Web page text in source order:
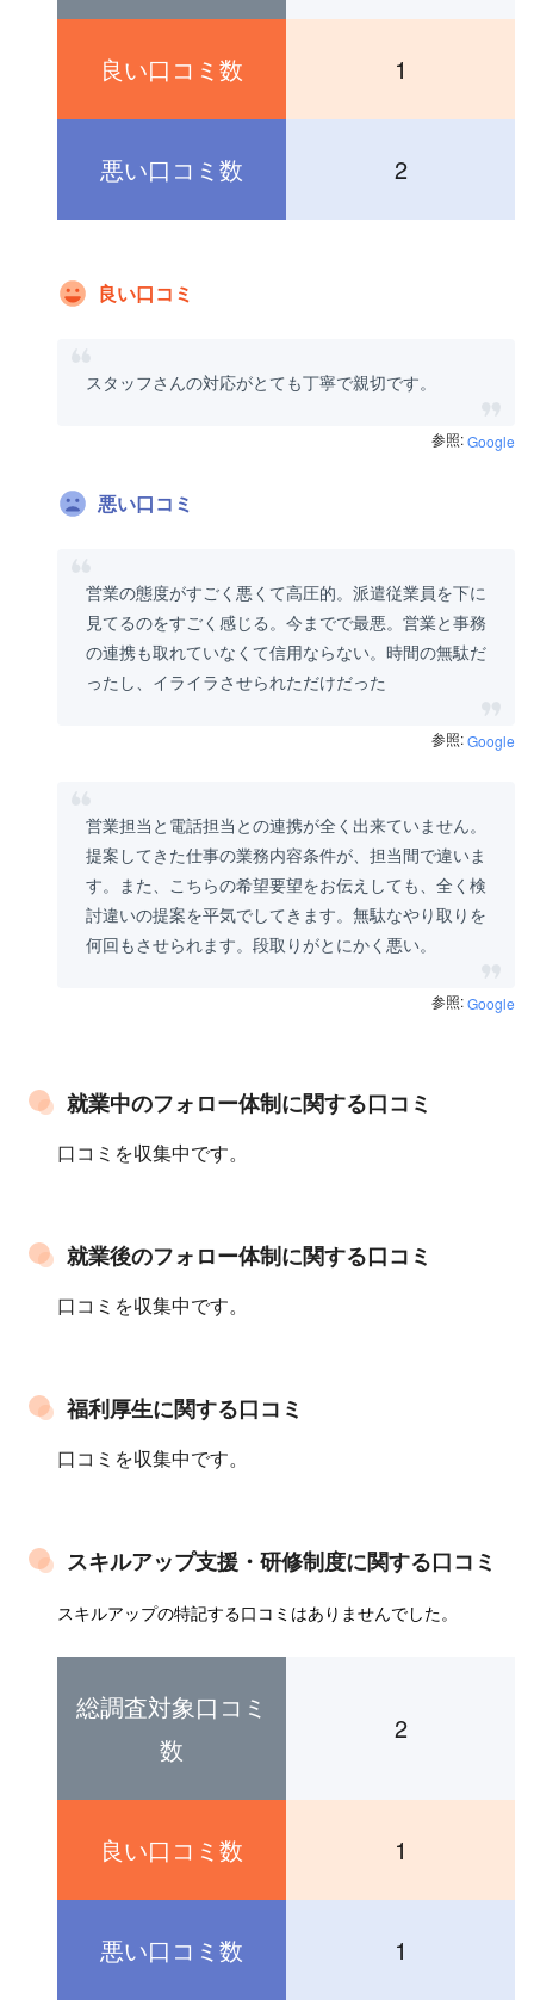
良い口コミ数 1
悪い口コミ数 2
良い口コミ
スタッフさんの対応がとても丁寧で親切です。
参照:Google
悪い口コミ
営業の態度がすごく悪くて高圧的。派遣従業員を下に
見てるのをすごく感じる。今までで最悪。営業と事務
の連携も取れていなくて信用ならない。時間の無駄だ
ったし、イライラさせられただけだった
参照:Google
営業担当と電話担当との連携が全く出来ていません。
提案してきた仕事の業務内容条件が、担当間で違いま
す。また、こちらの希望要望をお伝えしても、全く検
討違いの提案を平気でしてきます。無駄なやり取りを
何回もさせられます。段取りがとにかく悪い。
参照:Google
就業中のフォロー体制に関する口コミ
口コミを収集中です。
就業後のフォロー体制に関する口コミ
口コミを収集中です。
福利厚生に関する口コミ
口コミを収集中です。
スキルアップ支援・研修制度に関する口コミ
スキルアップの特記する口コミはありませんでした。
総調査対象口コミ
数
2
良い口コミ数 1
悪い口コミ数 1